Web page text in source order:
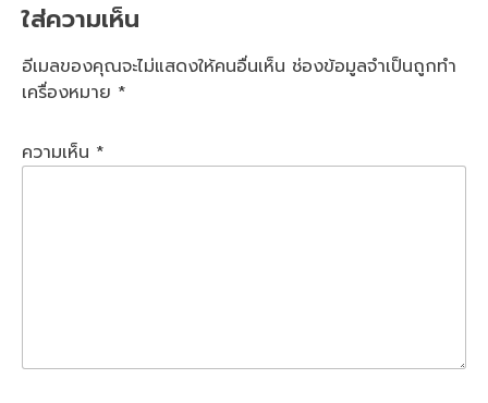
ใส่ความเห็น
อีเมลของคุณจะไม่แสดงให้คนอื่นเห็น ช่องข้อมูลจำเป็นถูกทำ
เครื่องหมาย *
ความเห็น *